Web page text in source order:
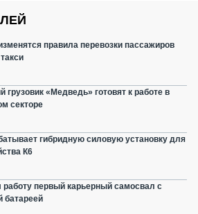
правила перевозки пассажиров
грузовик «Медведь» готовят к работе в
секторе
гибридную силовую установку для
К6
работу первый карьерный самосвал с
батареей